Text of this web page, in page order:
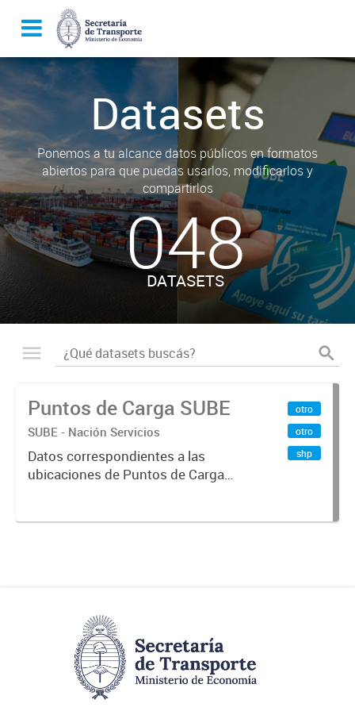
Datasets
Ponemos a tu alcance datos públicos en formatos
abiertos para que puedas usarlos, modificarlos y
compartirlos
048
DATASETS
Puntos de Carga SUBE
SUBE - Nación Servicios
Datos correspondientes a las
ubicaciones de Puntos de Carga
otro
otro
shp